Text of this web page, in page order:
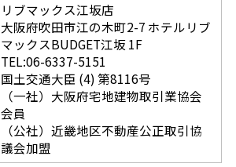
リブマックス江坂店
大阪府吹田市江の木町2-7 ホテルリブ
マックスBUDGET江坂 1F
TEL:06-6337-5151
国土交通大臣 (4) 第8116号
（一社）大阪府宅地建物取引業協会
会員
（公社）近畿地区不動産公正取引協
議会加盟